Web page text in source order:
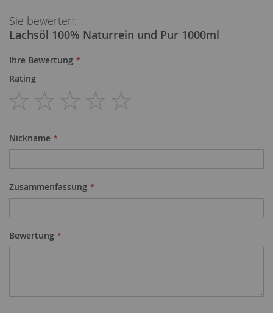
Sie bewerten:
Lachsöl 100% Naturrein und Pur 1000ml
Ihre Bewertung
Rating
Nickname
Zusammenfassung
Bewertung